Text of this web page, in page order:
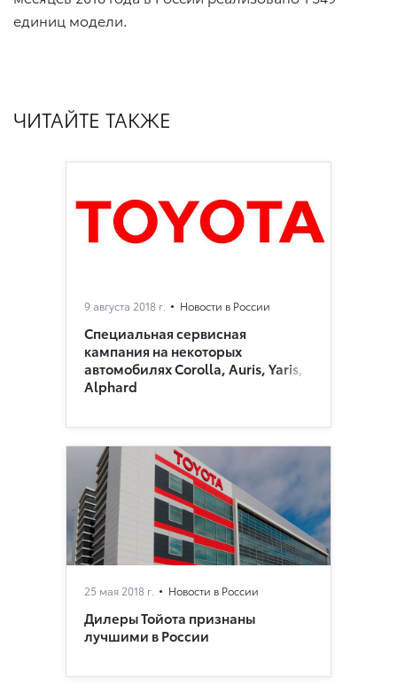
единиц модели.
ЧИТАЙТЕ ТАКЖЕ
9 августа 2018 г. Новости в России
Специальная сервисная
кампания на некоторых
автомобилях Corolla, Auris, Yaris,
Alphard
25 мая 2018 г. Новости в России
Дилеры Тойота признаны
лучшими в России